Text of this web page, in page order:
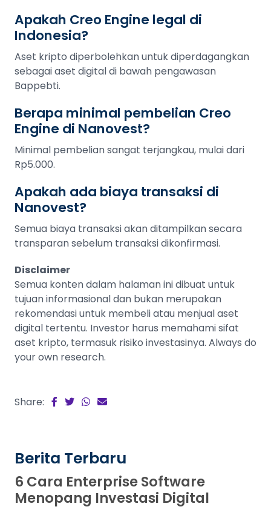
Apakah Creo Engine legal di
Indonesia?
Aset kripto diperbolehkan untuk diperdagangkan
sebagai aset digital di bawah pengawasan
Bappebti.
Berapa minimal pembelian Creo
Engine di Nanovest?
Minimal pembelian sangat terjangkau, mulai dari
Rp5.000.
Apakah ada biaya transaksi di
Nanovest?
Semua biaya transaksi akan ditampilkan secara
transparan sebelum transaksi dikonfirmasi.
Disclaimer
Semua konten dalam halaman ini dibuat untuk
tujuan informasional dan bukan merupakan
rekomendasi untuk membeli atau menjual aset
digital tertentu. Investor harus memahami sifat
aset kripto, termasuk risiko investasinya. Always do
your own research.
Share:
Berita Terbaru
6 Cara Enterprise Software
Menopang Investasi Digital